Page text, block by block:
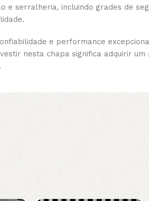
serralheria, incluindo grades de
e performance
nesta chapa significa adquirir um